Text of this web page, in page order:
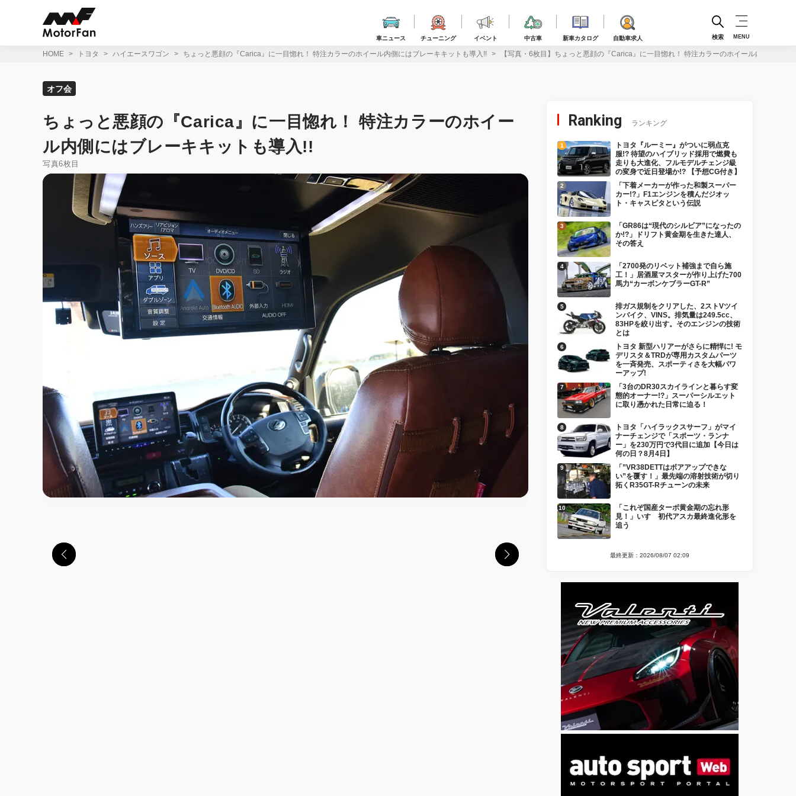
車ニュース チューニング イベント 中古車 新車カタログ 自動車求人 検索 MENU
HOME トヨタ ハイエースワゴン ちょっと悪顔の『Carica』に一目惚れ！ 特注カラーのホイール内側にはブレーキキットも導入!! 【写真・6枚目】ちょっと悪顔の『Carica』に一目惚れ！ 特注カラーのホイール内側にはブ
オフ会
ちょっと悪顔の『Carica』に一目惚れ！ 特注カラーのホイー
ル内側にはブレーキキットも導入!!
写真6枚目
Ranking ランキング
トヨタ『ルーミー』がついに弱点克
服!? 待望のハイブリッド採用で燃費も
走りも大進化、フルモデルチェンジ級
の変身で近日登場か!? 【予想CG付き】
「下着メーカーが作った和製スーパー
カー!?」F1エンジンを積んだジオッ
ト・キャスピタという伝説
「GR86は“現代のシルビア”になったの
か!?」ドリフト黄金期を生きた達人、
その答え
「2700発のリベット補強まで自ら施
工！」居酒屋マスターが作り上げた700
馬力“カーボンケブラーGT-R”
排ガス規制をクリアした、2ストVツイ
ンバイク、VINS。排気量は249.5cc、
83HPを絞り出す。そのエンジンの技術
とは
トヨタ 新型ハリアーがさらに精悍に! モ
デリスタ＆TRDが専用カスタムパーツ
を一斉発売、スポーティさを大幅パワ
ーアップ!
「3台のDR30スカイラインと暮らす変
態的オーナー!?」スーパーシルエット
に取り憑かれた日常に迫る！
トヨタ「ハイラックスサーフ」がマイ
ナーチェンジで「スポーツ・ランナ
ー」を230万円で3代目に追加【今日は
何の日？8月4日】
「”VR38DETTはボアアップできな
い”を覆す！」最先端の溶射技術が切り
拓くR35GT-Rチューンの未来
「これぞ国産ターボ黄金期の忘れ形
見！」いすゞ初代アスカ最終進化形を
追う
最終更新：2026/08/07 02:09